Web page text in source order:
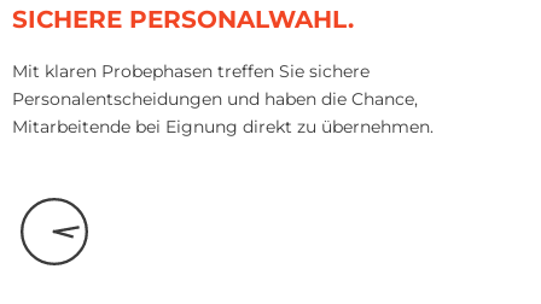
SICHERE PERSONALWAHL.
Mit klaren Probephasen treffen Sie sichere
Personalentscheidungen und haben die Chance,
Mitarbeitende bei Eignung direkt zu übernehmen.